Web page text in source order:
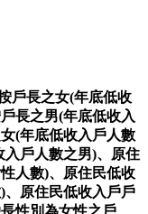
戶長之女(年底低收
長之男(年底低收入
(年底低收入戶人數
戶人數之男)、
原住
人數)、
原住民低收
原住民低收入戶戶
性別為女性之戶